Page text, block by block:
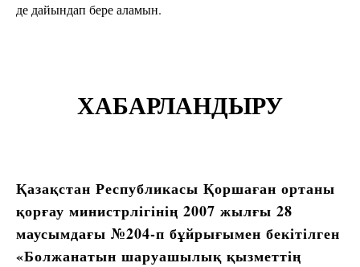
де дайындап бере аламын.
ХАБАРЛАНДЫРУ
Қазақстан Республикасы Қоршаған ортаны
қорғау министрлігінің 2007 жылғы 28
маусымдағы №204-п бұйрығымен бекітілген
«Болжанатын шаруашылық қызметтің